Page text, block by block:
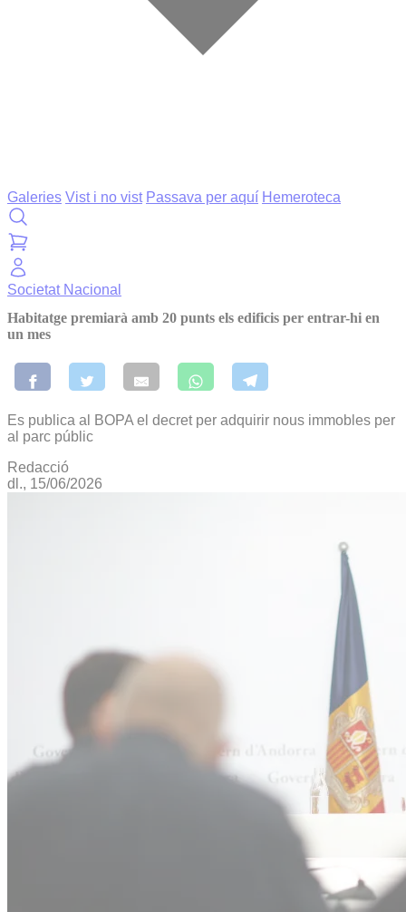
Galeries Vist i no vist Passava per aquí Hemeroteca
Societat Nacional
Habitatge premiarà amb 20 punts els edificis per entrar-hi en
un mes
Es publica al BOPA el decret per adquirir nous immobles per
al parc públic
Redacció
dl., 15/06/2026